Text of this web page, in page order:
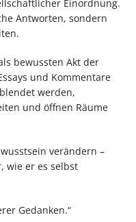
Einordnung.
Antworten, sondern
bewussten Akt der
und Kommentare
werden,
und öffnen Räume
verändern –
wie er es selbst
Gedanken.“